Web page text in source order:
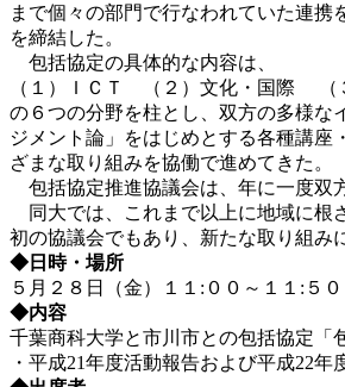
まで個々の部門で行なわれていた連
を締結した。
包括協定の具体的な内容は、
（１）ＩＣＴ （２）文化・国際
の６つの分野を柱とし、双方の多様な
ジメント論」をはじめとする各種講座
ざまな取り組みを協働で進めてきた。
包括協定推進協議会は、年に一度双
同大では、これまで以上に地域に根
初の協議会でもあり、新たな取り組み
◆日時・場所
５月２８日（金）１１:００～１１:
◆内容
千葉商科大学と市川市との包括協定「
・平成21年度活動報告および平成22